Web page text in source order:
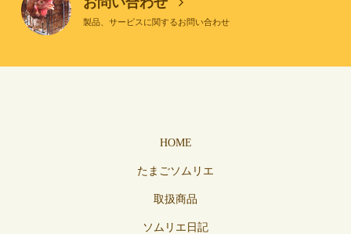
製品、サービスに関するお問い合わせ
HOME
たまごソムリエ
取扱商品
ソムリエ日記